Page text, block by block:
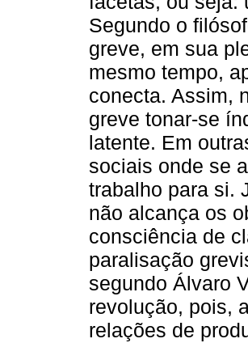
Segundo o
greve, em sua
mesmo tempo,
conecta. Assim,
greve tonar-se
latente. Em
sociais onde se
trabalho para si.
não alcança os
consciência de
paralisação
segundo Álvaro
revolução, pois,
relações de